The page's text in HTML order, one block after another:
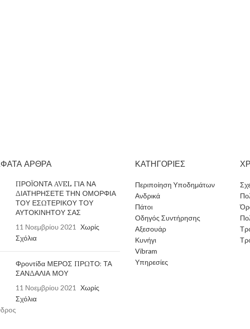
ΑΡΘΡΑ
ΠΡΟΪΟΝΤΑ AVEL ΓΙΑ ΝΑ
ΔΙΑΤΗΡΗΣΕΤΕ ΤΗΝ ΟΜΟΡΦΙΑ
ΤΟΥ ΕΣΩΤΕΡΙΚΟΥ ΤΟΥ
ΑΥΤΟΚΙΝΗΤΟΥ ΣΑΣ
11 Νοεμβρίου 2021
Χωρίς
Σχόλια
Φροντίδα ΜΕΡΟΣ ΠΡΩΤΟ: ΤΑ
ΣΑΝΔΑΛΙΑ ΜΟΥ
11 Νοεμβρίου 2021
Χωρίς
Σχόλια
ΚΑΤΗΓΟΡΙΕΣ
Περιποίηση Υποδημάτων
Ανδρικά
Πάτοι
Οδηγός Συντήρησης
Αξεσουάρ
Κυνήγι
Vibram
Υπηρεσίες